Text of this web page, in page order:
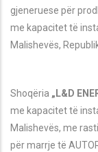
gjeneruese për
me kapacitet të
Malishevës,
Shoqëria „L&D
me kapacitet të
Malishevës, me
për marrje të